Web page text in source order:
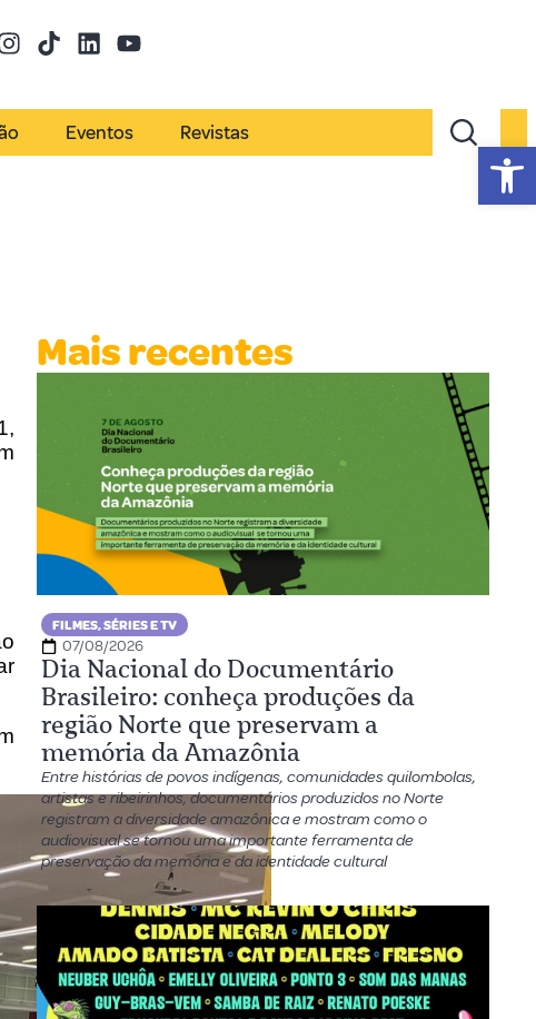
Eventos Revistas
Mais recentes
FILMES, SÉRIES E TV
07/08/2026
Dia Nacional do Documentário
Brasileiro: conheça produções da
região Norte que preservam a
memória da Amazônia
Entre histórias de povos indígenas, comunidades quilombolas,
artistas e ribeirinhos, documentários produzidos no Norte
registram a diversidade amazônica e mostram como o
audiovisual se tornou uma importante ferramenta de
preservação da memória e da identidade cultural